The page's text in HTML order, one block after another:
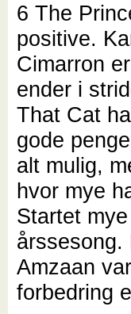
6 The
positive.
Cimarron
ender i
That Cat
gode
alt mulig,
hvor mye
Startet
årssesong.
Amzaan
forbedring